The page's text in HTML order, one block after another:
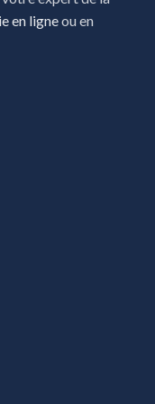
en ligneou en